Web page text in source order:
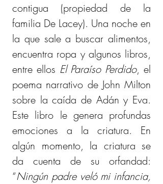
contigua (propiedad de la
familia De Lacey). Una noche en
la que sale a buscar alimentos,
encuentra ropa y algunos libros,
entre ellos El Paraíso Perdido, el
poema narrativo de John Milton
sobre la caída de Adán y Eva.
Este libro le genera profundas
emociones a la criatura. En
algún momento, la criatura se
da cuenta de su orfandad:
“Ningún padre veló mi infancia,